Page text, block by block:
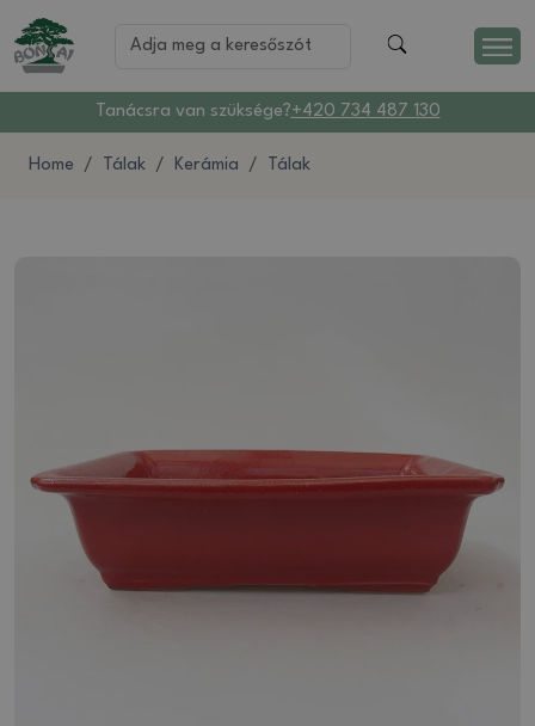
Tanácsra van szüksége?+420 734 487 130
Home Tálak Kerámia Tálak